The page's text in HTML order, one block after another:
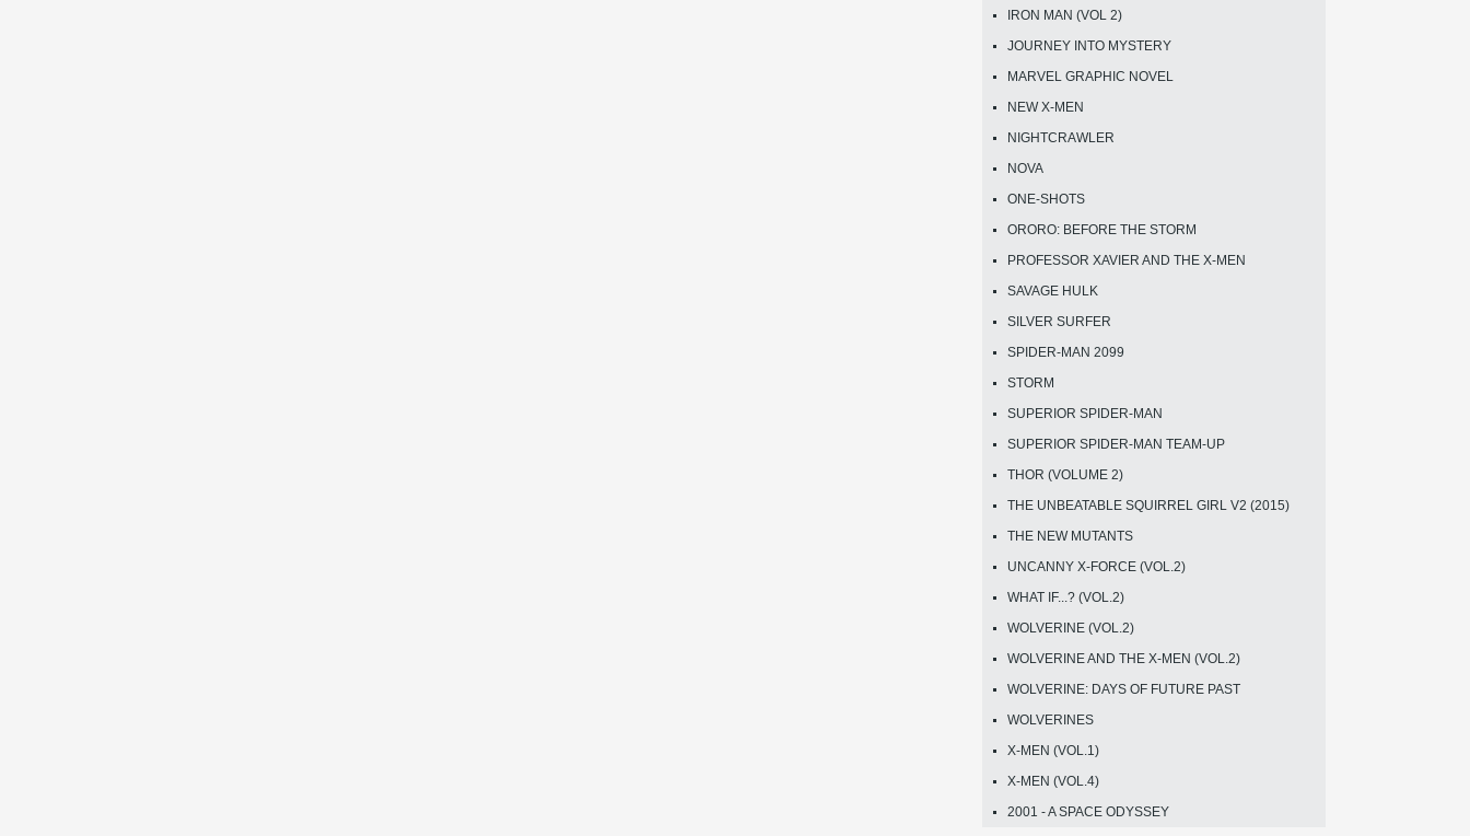
IRON MAN (VOL 2)
JOURNEY INTO MYSTERY
MARVEL GRAPHIC NOVEL
NEW X-MEN
NIGHTCRAWLER
NOVA
ONE-SHOTS
ORORO: BEFORE THE STORM
PROFESSOR XAVIER AND THE X-MEN
SAVAGE HULK
SILVER SURFER
SPIDER-MAN 2099
STORM
SUPERIOR SPIDER-MAN
SUPERIOR SPIDER-MAN TEAM-UP
THOR (VOLUME 2)
THE UNBEATABLE SQUIRREL GIRL V2 (2015)
THE NEW MUTANTS
UNCANNY X-FORCE (VOL.2)
WHAT IF...? (VOL.2)
WOLVERINE (VOL.2)
WOLVERINE AND THE X-MEN (VOL.2)
WOLVERINE: DAYS OF FUTURE PAST
WOLVERINES
X-MEN (VOL.1)
X-MEN (VOL.4)
2001 - A SPACE ODYSSEY